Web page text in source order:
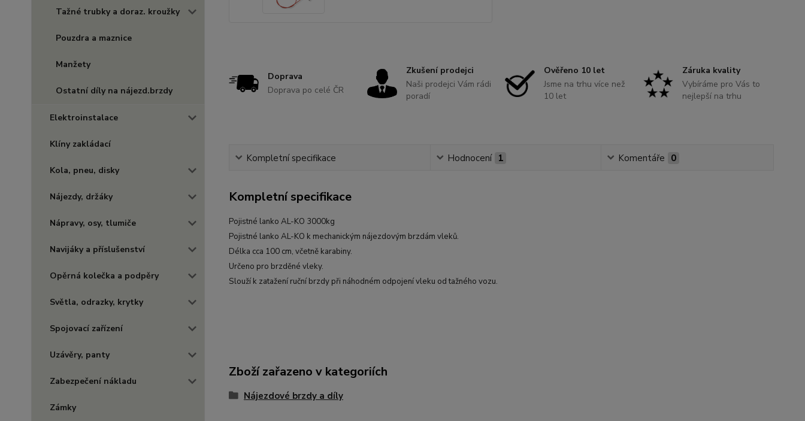
Tažné trubky a doraz. kroužky
Pouzdra a maznice
Manžety
Ostatní díly na nájezd.brzdy
Elektroinstalace
Klíny zakládací
Kola, pneu, disky
Nájezdy, držáky
Nápravy, osy, tlumiče
Navijáky a příslušenství
Opěrná kolečka a podpěry
Světla, odrazky, krytky
Spojovací zařízení
Uzávěry, panty
Zabezpečení nákladu
Zámky
Doprava
Doprava po celé ČR
Zkušení prodejci
Naši prodejci Vám rádi
poradí
Ověřeno 10 let
Jsme na trhu více než
10 let
Záruka kvality
Vybíráme pro Vás to
nejlepší na trhu
Kompletní specifikace Hodnocení 1 Komentáře 0
Kompletní specifikace
Pojistné lanko AL-KO 3000kg
Pojistné lanko AL-KO k mechanickým nájezdovým brzdám vleků.
Délka cca 100 cm, včetně karabiny.
Určeno pro brzděné vleky.
Slouží k zatažení ruční brzdy při náhodném odpojení vleku od tažného vozu.
Zboží zařazeno v kategoriích
Nájezdové brzdy a díly